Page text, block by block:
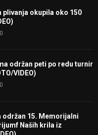
plivanja okupila oko 150
0
održan peti po redu turnir
VIDEO)
0
održan 15. Memorijalni
Naših krila iz